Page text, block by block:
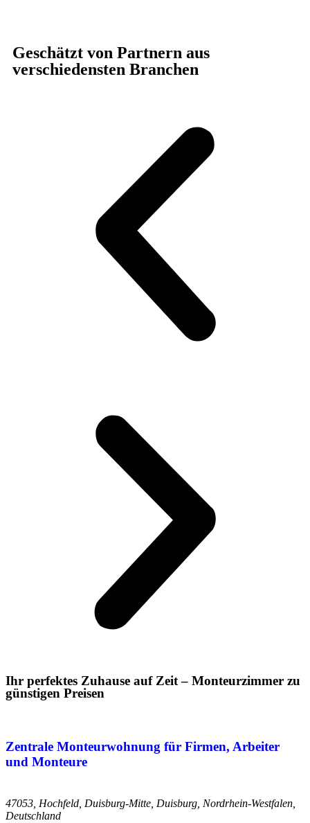
Geschätzt von Partnern aus
verschiedensten Branchen
Ihr perfektes Zuhause auf Zeit – Monteurzimmer zu
günstigen Preisen
Zentrale Monteurwohnung für Firmen, Arbeiter
und Monteure
47053, Hochfeld, Duisburg-Mitte, Duisburg, Nordrhein-Westfalen,
Deutschland